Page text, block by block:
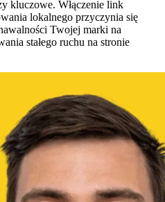
kluczowe. Włączenie link
lokalnego przyczynia się
Twojej marki na
stałego ruchu na stronie